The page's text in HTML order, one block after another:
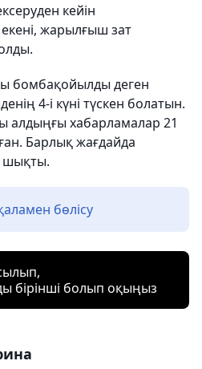
кейін
жарылғыш зат
бомбақойылды деген
4-і күні түскен болатын.
алдыңғы хабарламалар 21
Барлық жағдайда
шықты.
бөлісу
бірінші болып оқыңыз